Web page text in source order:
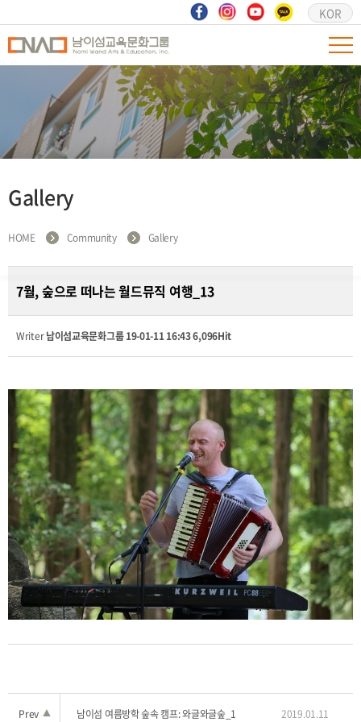
KOR
Gallery
HOME Community Gallery
7월, 숲으로 떠나는 월드뮤직 여행_13
Writer남이섬교육문화그룹 19-01-11 16:436,096Hit
Prev ▲ 남이섬 여름방학 숲속 캠프: 와글와글숲_1 2019.01.11